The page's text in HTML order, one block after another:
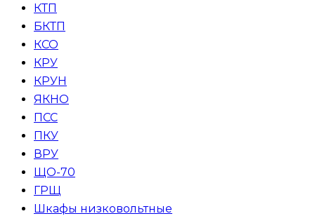
КТП
БКТП
КСО
КРУ
КРУН
ЯКНО
ПСС
ПКУ
ВРУ
ЩО-70
ГРЩ
Шкафы низковольтные